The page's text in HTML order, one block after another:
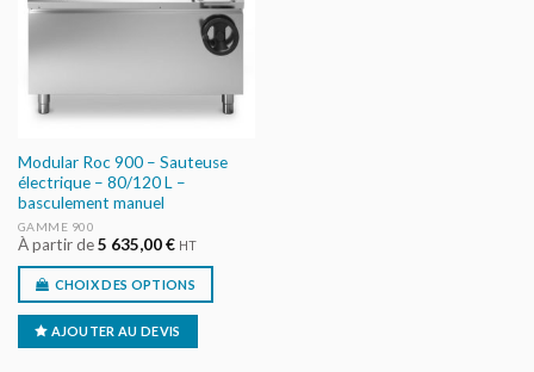
Modular Roc 900 – Sauteuse
électrique – 80/120 L –
basculement manuel
GAMME 900
À partir de5 635,00€ HT
CHOIX DES OPTIONS
AJOUTER AU DEVIS